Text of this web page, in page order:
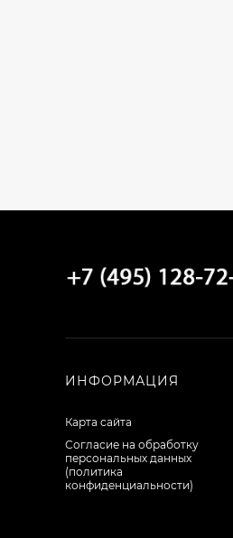
67 359₽
Кухня Базис
46 710₽
Кухня Базис
Миксколор 2,5 метра
34 941₽
ИНФОРМАЦИЯ
Карта сайта
Согласие на обработку
персональных данных
(политика
конфиденциальности)